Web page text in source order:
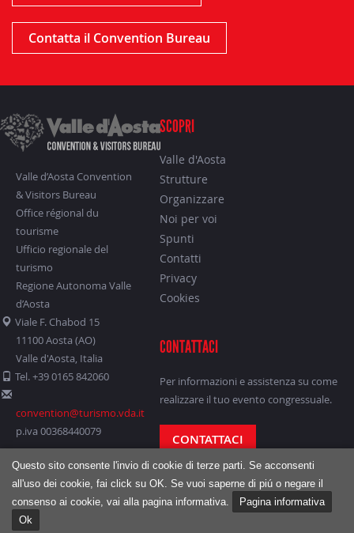
Questo sito consente l'invio di cookie di terze parti. Se acconsenti
all'uso dei cookie, fai click su OK. Se vuoi saperne di piú o negare il
consenso ai cookie, vai alla pagina informativa.
Pagina informativa
Ok
Contatta il Convention Bureau
Valle d’Aosta Convention
& Visitors Bureau
Office régional du
tourisme
Ufficio regionale del
turismo
Regione Autonoma Valle
d’Aosta
Viale F. Chabod 15
11100 Aosta (AO)
Valle d'Aosta, Italia
Tel. +39 0165 842060
convention@turismo.vda.it
p.iva 00368440079
SCOPRI
Valle d'Aosta
Strutture
Organizzare
Noi per voi
Spunti
Contatti
Privacy
Cookies
CONTATTACI
Per informazioni e assistenza su come
realizzare il tuo evento congressuale.
CONTATTACI